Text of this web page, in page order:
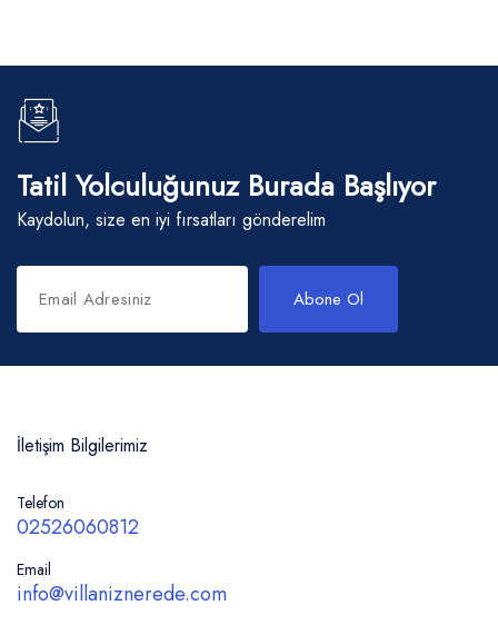
Tatil Yolculuğunuz Burada Başlıyor
Kaydolun, size en iyi fırsatları gönderelim
Abone Ol
İletişim Bilgilerimiz
Telefon
02526060812
Email
info@villaniznerede.com